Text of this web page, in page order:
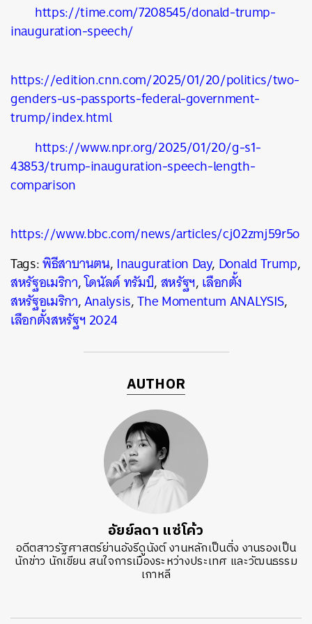
https://time.com/7208545/donald-trump-
inauguration-speech/
https://edition.cnn.com/2025/01/20/politics/two-
genders-us-passports-federal-government-
trump/index.html
https://www.npr.org/2025/01/20/g-s1-
43853/trump-inauguration-speech-length-
comparison
https://www.bbc.com/news/articles/cj02zmj59r5o
Tags:พิธีสาบานตน, Inauguration Day, Donald Trump,
สหรัฐอเมริกา,โดนัลด์ ทรัมป์,สหรัฐฯ,เลือกตั้ง
สหรัฐอเมริกา,Analysis,The Momentum ANALYSIS,
เลือกตั้งสหรัฐฯ 2024
AUTHOR
อัยย์ลดา แซ่โค้ว
อดีตสาวรัฐศาสตร์ย่านอังรีดูนังต์ งานหลักเป็นติ่ง งานรองเป็น
นักข่าว นักเขียน สนใจการเมืองระหว่างประเทศ และวัฒนธรรม
เกาหลี